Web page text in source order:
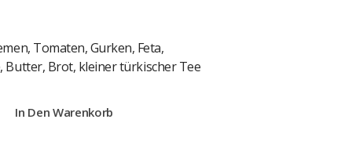
Tomaten, Gurken, Feta,
Butter, Brot, kleiner türkischer Tee
In Den Warenkorb